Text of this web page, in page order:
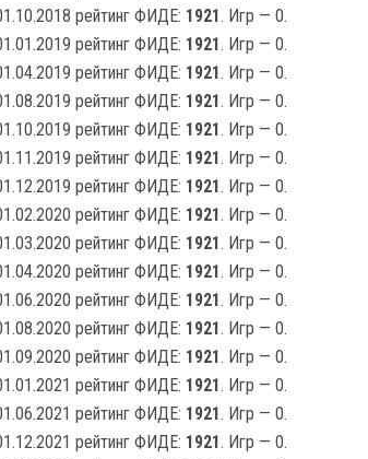
рейтинг ФИДЕ: 1921. Игр — 0.
рейтинг ФИДЕ: 1921. Игр — 0.
рейтинг ФИДЕ: 1921. Игр — 0.
рейтинг ФИДЕ: 1921. Игр — 0.
рейтинг ФИДЕ: 1921. Игр — 0.
рейтинг ФИДЕ: 1921. Игр — 0.
рейтинг ФИДЕ: 1921. Игр — 0.
рейтинг ФИДЕ: 1921. Игр — 0.
рейтинг ФИДЕ: 1921. Игр — 0.
рейтинг ФИДЕ: 1921. Игр — 0.
рейтинг ФИДЕ: 1921. Игр — 0.
рейтинг ФИДЕ: 1921. Игр — 0.
рейтинг ФИДЕ: 1921. Игр — 0.
рейтинг ФИДЕ: 1921. Игр — 0.
рейтинг ФИДЕ: 1921. Игр — 0.
рейтинг ФИДЕ: 1921. Игр — 0.